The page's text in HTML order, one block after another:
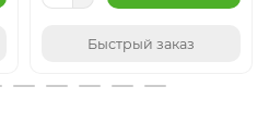
Быстрый заказ